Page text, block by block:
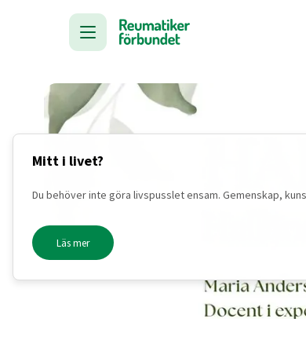
Mitt i livet?
Du behöver inte göra livspusslet ensam. Gemenskap,
Läs mer